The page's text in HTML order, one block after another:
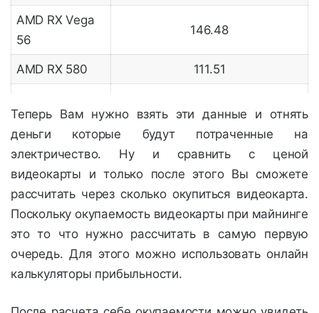
AMD RX Vega
56
146.48
AMD RX 580 111.51
AMD R9 390 116.52
NVIDIA GTX
1080 TI
NVIDIA GTX
174.82
NVIDIA GTX
1060
Теперь Вам нужно взять эти данные и отнять
деньги которые будут потраченные на
электричество. Ну и сравнить с ценой
видеокарты и только после этого Вы сможете
рассчитать через сколько окупиться видеокарта.
Поскольку окупаемость видеокарты при майнинге
это то что нужно рассчитать в самую первую
очередь. Для этого можно использовать онлайн
калькуляторы прибыльности.